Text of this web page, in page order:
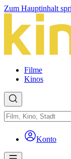
Zum Hauptinhalt
Filme
Kinos
Konto